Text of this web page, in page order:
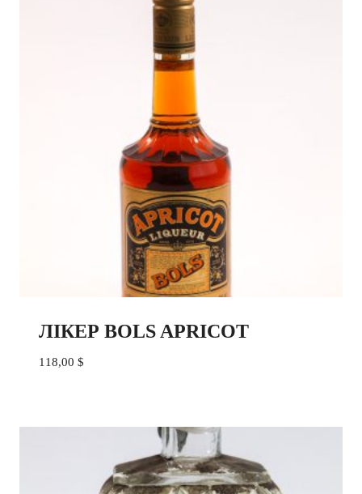
ЛІКЕР BOLS APRICOT
118,00 $